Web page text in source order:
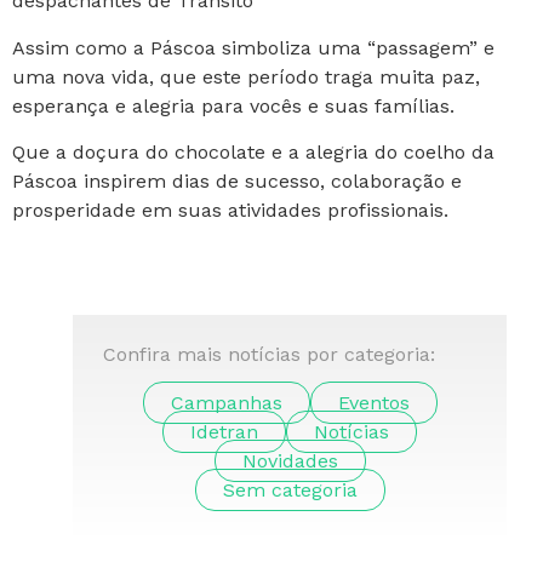
Assim como a Páscoa simboliza uma “passagem” e
uma nova vida, que este período traga muita paz,
esperança e alegria para vocês e suas famílias.
Que a doçura do chocolate e a alegria do coelho da
Páscoa inspirem dias de sucesso, colaboração e
prosperidade em suas atividades profissionais.
Confira mais notícias por categoria:
Campanhas
Eventos
Idetran
Notícias
Novidades
Sem categoria